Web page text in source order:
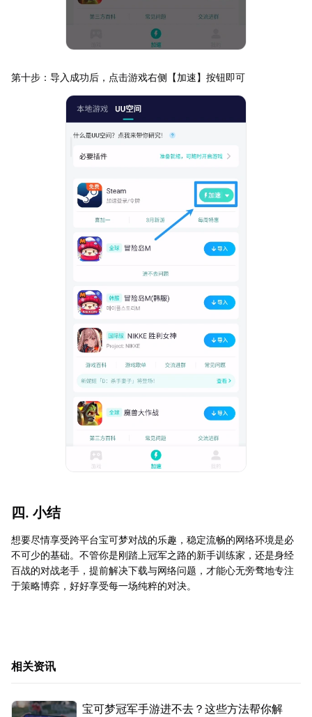
第十步：导入成功后，点击游戏右侧【加速】按钮即可
四. 小结
想要尽情享受跨平台宝可梦对战的乐趣，稳定流畅的网络环境是必
不可少的基础。不管你是刚踏上冠军之路的新手训练家，还是身经
百战的对战老手，提前解决下载与网络问题，才能心无旁骛地专注
于策略博弈，好好享受每一场纯粹的对决。
相关资讯
宝可梦冠军手游进不去？这些方法帮你解